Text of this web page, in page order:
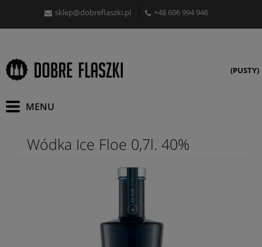
sklep@dobreflaszki.pl +48 606 994 946
(PUSTY)
Wódka Ice Floe 0,7l. 40%